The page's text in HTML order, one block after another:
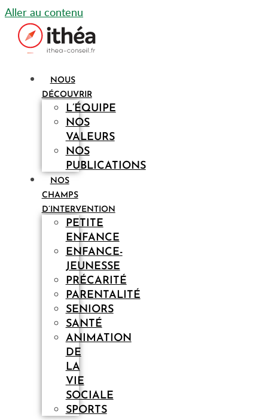
Aller au contenu
NOUS
DÉCOUVRIR
L’ÉQUIPE
NOS
VALEURS
NOS
PUBLICATIONS
NOS
CHAMPS
D’INTERVENTION
PETITE
ENFANCE
ENFANCE-
JEUNESSE
PRÉCARITÉ
PARENTALITÉ
SENIORS
SANTÉ
ANIMATION
DE
LA
VIE
SOCIALE
SPORTS